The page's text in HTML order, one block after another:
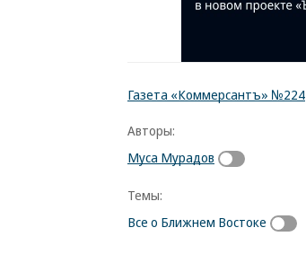
Газета «Коммерсантъ» №224
Авторы:
Муса Мурадов
Темы:
Все о Ближнем Востоке